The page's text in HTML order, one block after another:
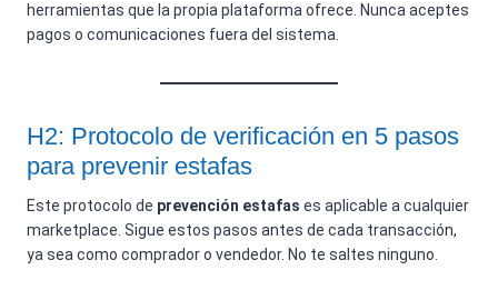
herramientas que la propia plataforma ofrece. Nunca aceptes
pagos o comunicaciones fuera del sistema.
H2: Protocolo de verificación en 5 pasos
para prevenir estafas
Este protocolo de prevención estafas es aplicable a cualquier
marketplace. Sigue estos pasos antes de cada transacción,
ya sea como comprador o vendedor. No te saltes ninguno.